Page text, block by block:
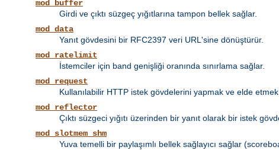
mod_buffer
Girdi ve çıktı süzgeç yığıtlarına tampon bellek sağlar.
mod_data
Yanıt gövdesini bir RFC2397 veri URL'sine dönüştürür.
mod_ratelimit
İstemciler için band genişliği oranında sınırlama sağlar.
mod_request
Kullanılabilir HTTP istek gövdelerini yapmak ve elde
mod_reflector
Çıktı süzgeci yığıtı üzerinden bir yanıt olarak bir istek
mod_slotmem_shm
Yuva temelli bir paylaşımlı bellek sağlayıcı sağlar